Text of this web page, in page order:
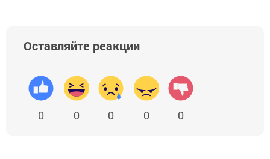
Оставляйте реакции
0 0 0 0 0